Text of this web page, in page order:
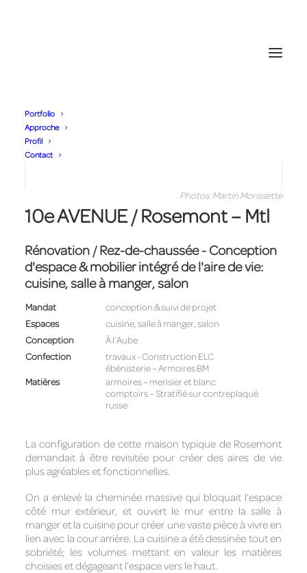
Portfolio
Approche
Profil
Contact
Photos: Martin Morissette
10e AVENUE / Rosemont – Mtl
Rénovation / Rez-de-chaussée - Conception
d'espace & mobilier intégré de l'aire de vie:
cuisine, salle à manger, salon
Mandat
conception & suivi de projet
Espaces
cuisine, salle à manger, salon
Conception
À l’Aube
Confection
travaux - Construction ELC
ébénisterie – Armoires BM
Matières
armoires – merisier et blanc
comptoirs – Stratifié sur contreplaqué
russe
La configuration de cette maison typique de Rosemont
demandait à être revisitée pour créer des aires de vie
plus agréables et fonctionnelles.
On a enlevé la cheminée massive qui bloquait l’espace
côté mur extérieur, et ouvert le mur entre la salle à
manger et la cuisine pour créer une vaste pièce à vivre en
lien avec la cour arrière. La cuisine a été dessinée tout en
sobriété; les volumes mettant en valeur les matières
choisies et dégageant l’espace vers le haut.